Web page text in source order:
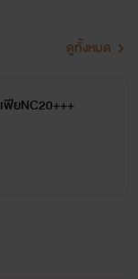
ไรท์ฟัง อยากปรึกษาเรื่อง
จไรท์ด้วยนะคะ :
ดูทั้งหมด
ฟียNC20+++